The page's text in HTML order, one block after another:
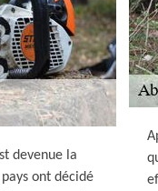
devenue la
ont décidé